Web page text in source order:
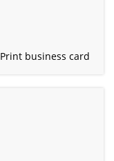
Print business card